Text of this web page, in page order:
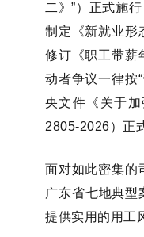
二》”）正式施
制定《新就业形
修订《职工带薪
动者争议一律按“
央文件《关于
2805-2026）正
面对如此密集的
广东省七地典型
提供实用的用工